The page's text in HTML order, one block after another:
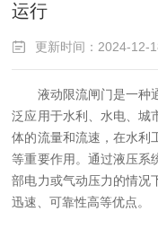
运行
更新时间：2024-12-
液动限流闸门是一种通
泛应用于水利、水电、城
体的流量和流速，在水利
等重要作用。通过液压系
部电力或气动压力的情况
迅速、可靠性高等优点。